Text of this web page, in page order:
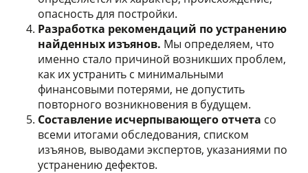
опасность для постройки.
Разработка рекомендаций по устранению
найденных изъянов. Мы определяем, что
именно стало причиной возникших проблем,
как их устранить с минимальными
финансовыми потерями, не допустить
повторного возникновения в будущем.
Составление исчерпывающего отчета со
всеми итогами обследования, списком
изъянов, выводами экспертов, указаниями по
устранению дефектов.